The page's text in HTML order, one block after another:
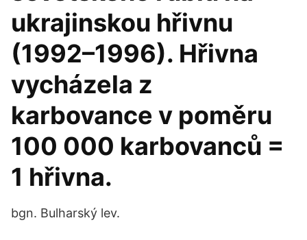
ukrajinskou hřivnu
(1992–1996). Hřivna
vycházela z
karbovance v poměru
100 000 karbovanců =
1 hřivna.
bgn. Bulharský lev.